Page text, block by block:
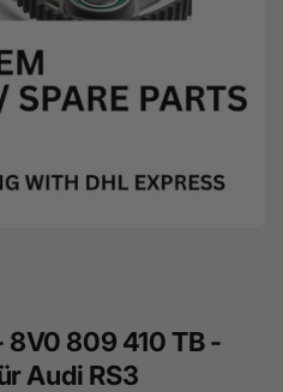
809 410 TB -
Audi RS3